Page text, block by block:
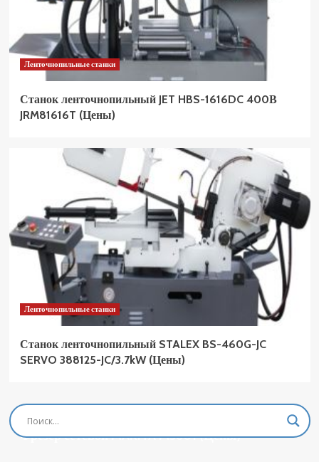
Ленточнопильные станки
Станок ленточнопильный JET HBS-1616DC 400В
JRM81616T (Цены)
Ленточнопильные станки
Станок ленточнопильный STALEX BS-460G-JC
SERVO 388125-JC/3.7kW (Цены)
Фрезеры
Фрезер сетевой MAKITA M3601 (Цены)